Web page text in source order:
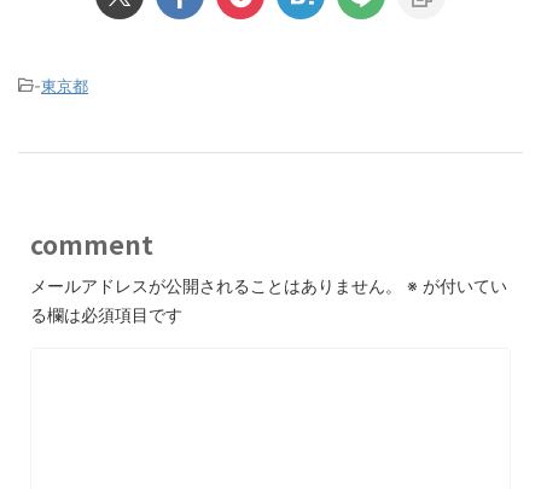
-東京都
comment
メールアドレスが公開されることはありません。 ※ が付いてい
る欄は必須項目です